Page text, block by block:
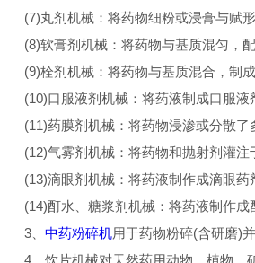
(7)丸剂机械：将药物细粉或浸膏与赋
(8)软膏剂机械：将药物与基质混匀，
(9)栓剂机械：将药物与基质混合，制
(10)口服液剂机械：将药液制成口服液
(11)药膜剂机械：将药物浸渗或分散了
(12)气雾剂机械：将药物和抛射剂灌注
(13)滴眼剂机械：将药液制作成滴眼药
(14)酊水、糖浆剂机械：将药液制作成
3、 中药粉碎机用于药物粉碎(含研磨)
4、饮片机械对天然药用动物、植物、